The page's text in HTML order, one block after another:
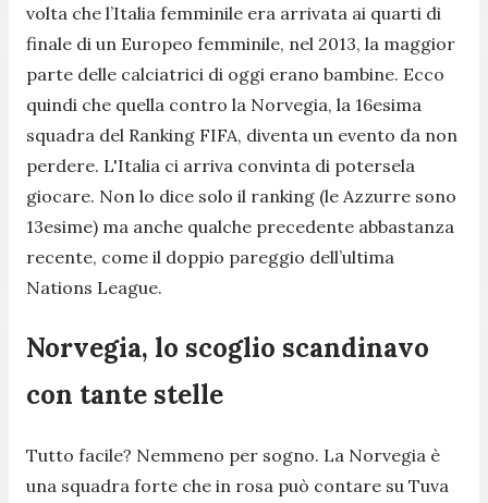
volta che l’Italia femminile era arrivata ai quarti di
finale di un Europeo femminile, nel 2013, la maggior
parte delle calciatrici di oggi erano bambine. Ecco
quindi che quella contro la Norvegia, la 16esima
squadra del Ranking FIFA, diventa un evento da non
perdere. L'Italia ci arriva convinta di potersela
giocare. Non lo dice solo il ranking (le Azzurre sono
13esime) ma anche qualche precedente abbastanza
recente, come il doppio pareggio dell’ultima
Nations League.
Norvegia, lo scoglio scandinavo
con tante stelle
Tutto facile? Nemmeno per sogno. La Norvegia è
una squadra forte che in rosa può contare su Tuva